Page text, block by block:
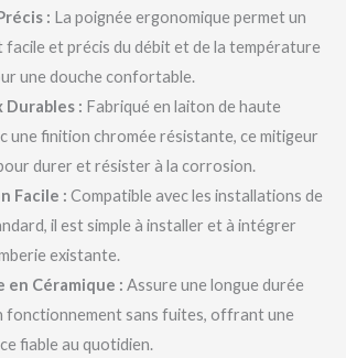
: La poignée ergonomique permet un
facile et précis du débit et de la température
une douche confortable.
: Fabriqué en laiton de haute
une finition chromée résistante, ce mitigeur
durer et résister à la corrosion.
Facile : Compatible avec les installations de
il est simple à installer et à intégrer
existante.
en Céramique : Assure une longue durée
fonctionnement sans fuites, offrant une
fiable au quotidien.